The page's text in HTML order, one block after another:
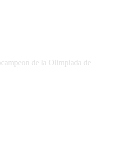
de la Olimpiada de